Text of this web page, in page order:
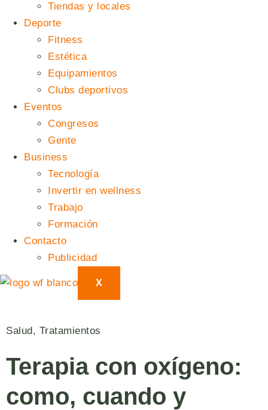
Tiendas y locales
Deporte
Fitness
Estética
Equipamientos
Clubs deportivos
Eventos
Congresos
Gente
Business
Tecnología
Invertir en wellness
Trabajo
Formación
Contacto
Publicidad
X
Salud, Tratamientos
Terapia con oxígeno:
como, cuando y